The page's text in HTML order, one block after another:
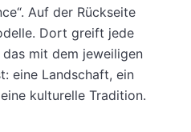
Auf der Rückseite
Dort greift jede
mit dem jeweiligen
eine Landschaft, ein
kulturelle Tradition.